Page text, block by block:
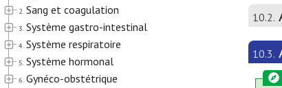
2. Sang et coagulation
3. Système gastro-intestinal
4. Système respiratoire
5. Système hormonal
6. Gynéco-obstétrique
10.2.
10.3.